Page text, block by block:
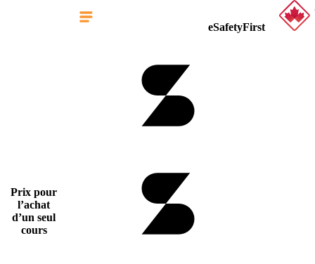
eSafetyFirst
Prix pour
l’achat
d’un seul
cours